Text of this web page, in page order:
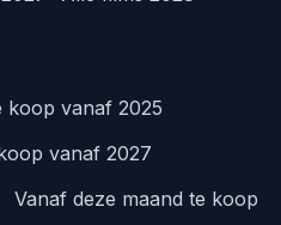
koop vanaf 2025
vanaf 2027
Vanaf deze maand te koop